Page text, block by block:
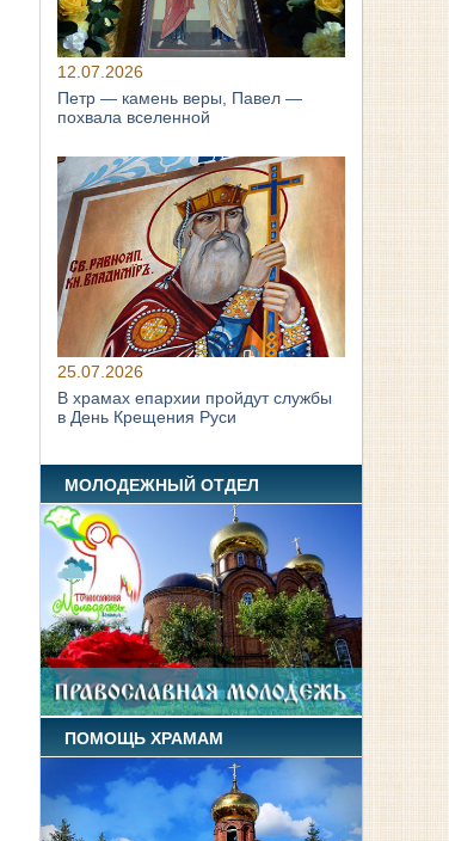
12.07.2026
Петр — камень веры, Павел —
похвала вселенной
25.07.2026
В храмах епархии пройдут службы
в День Крещения Руси
МОЛОДЕЖНЫЙ ОТДЕЛ
ПОМОЩЬ ХРАМАМ